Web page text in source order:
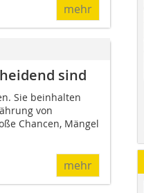
mehr
sind
Sie beinhalten
von
Chancen, Mängel
mehr